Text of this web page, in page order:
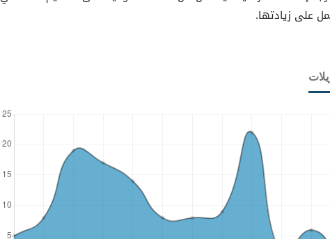
على زيادتها.